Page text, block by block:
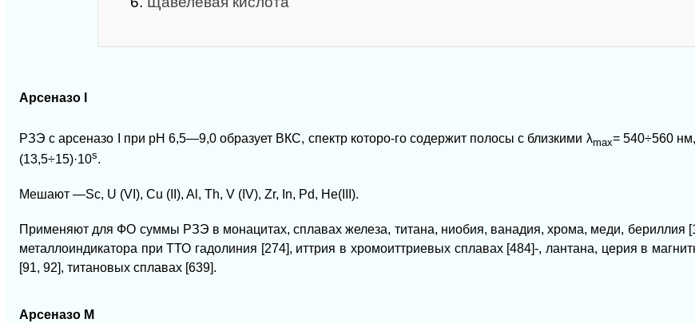
Арсеназо
РЗЭ с арсеназо I при рН 6,5—9,0 образует ВКС, спектр которо-го содержит полосы с близкими λmах= 540÷560
(13,5÷15)·10s.
Мешают —Sc, U (VI), Сu (II), Al, Th, V (IV), Zr, In, Pd, He(III).
Применяют для ФО суммы РЗЭ в монацитах, сплавах железа, титана, ниобия, ванадия, хрома, меди, бериллия
металлоиндикатора при ТТО гадолиния [274], иттрия в хромоиттриевых сплавах [484]-, лантана, церия в
[91, 92], титановых сплавах [639].
Арсеназо М